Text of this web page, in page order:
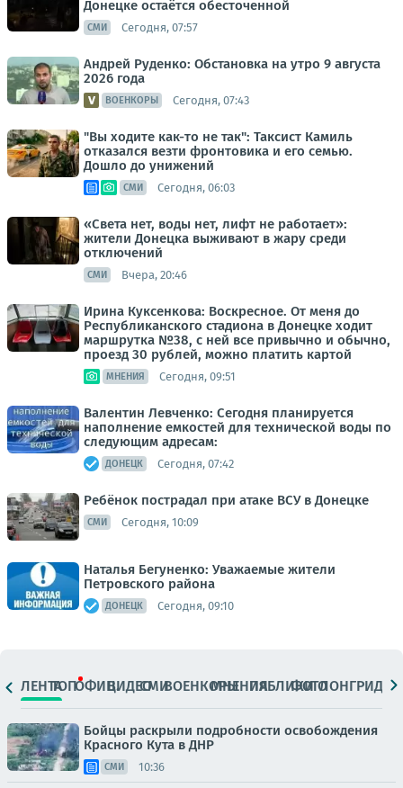
Донецке остаётся обесточенной
СМИ Сегодня, 07:57
Андрей Руденко: Обстановка на утро 9 августа
2026 года
ВОЕНКОРЫ Сегодня, 07:43
"Вы ходите как-то не так": Таксист Камиль
отказался везти фронтовика и его семью.
Дошло до унижений
СМИ Сегодня, 06:03
«Света нет, воды нет, лифт не работает»:
жители Донецка выживают в жару среди
отключений
СМИ Вчера, 20:46
Ирина Куксенкова: Воскресное. От меня до
Республиканского стадиона в Донецке ходит
маршрутка №38, с ней все привычно и обычно,
проезд 30 рублей, можно платить картой
МНЕНИЯ Сегодня, 09:51
Валентин Левченко: Сегодня планируется
наполнение емкостей для технической воды по
следующим адресам:
ДОНЕЦК Сегодня, 07:42
Ребёнок пострадал при атаке ВСУ в Донецке
СМИ Сегодня, 10:09
Наталья Бегуненко: Уважаемые жители
Петровского района
ДОНЕЦК Сегодня, 09:10
ЛЕНТАТОПОФИЦ.ВИДЕОСМИВОЕНКОРЫМНЕНИЯПАБЛИКИ
ФОТОЛОНГРИДЫ
Бойцы раскрыли подробности освобождения
Красного Кута в ДНР
СМИ 10:36